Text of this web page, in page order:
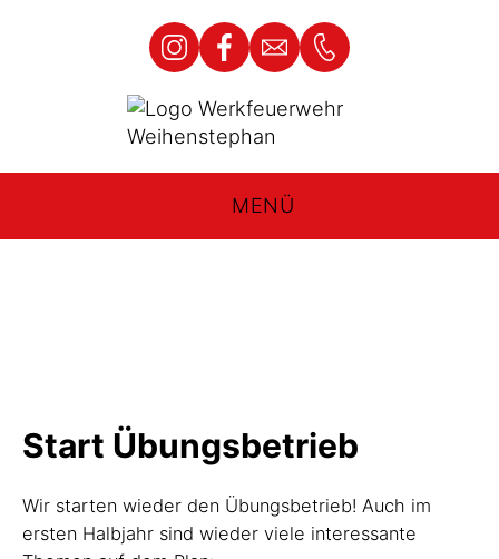
MENÜ
Start Übungsbetrieb
Wir starten wieder den Übungsbetrieb! Auch im
ersten Halbjahr sind wieder viele interessante